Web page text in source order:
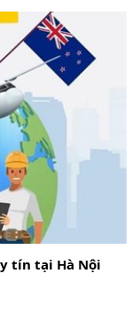
tín tại Hà Nội